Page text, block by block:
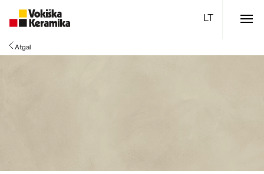
Atgal
Meniu
Plytelės